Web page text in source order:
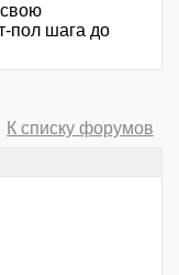
пол шага до
К списку форумов